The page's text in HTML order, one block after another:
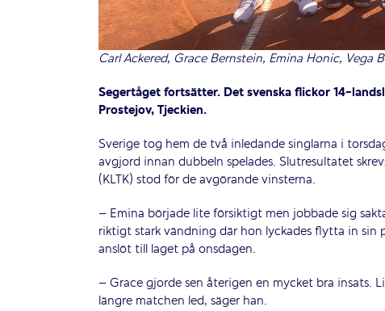
Carl Ackered, Grace Bernstein, Emina Honic, Vega
Segertåget fortsätter. Det svenska flickor 14-
Prostejov, Tjeckien.
Sverige tog hem de två inledande singlarna i
avgjord innan dubbeln spelades. Slutresultatet
(KLTK) stod för de avgörande vinsterna.
– Emina började lite försiktigt men jobbade sig
riktigt stark vändning där hon lyckades flytta in sin
anslöt till laget på onsdagen.
– Grace gjorde sen återigen en mycket bra
längre matchen led, säger han.